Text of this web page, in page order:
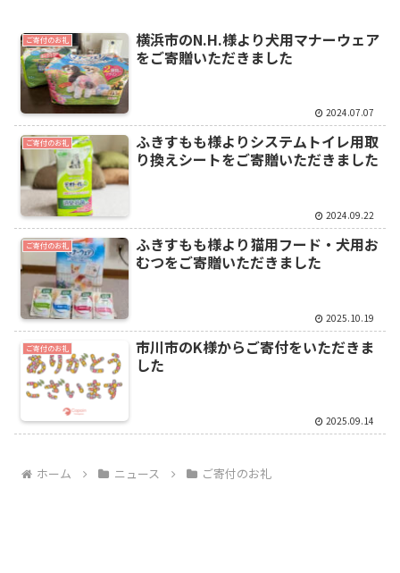
ご寄付のお礼
横浜市のN.H.様より犬用マナーウェア
をご寄贈いただきました
2024.07.07
ご寄付のお礼
ふきすもも様よりシステムトイレ用取
り換えシートをご寄贈いただきました
2024.09.22
ご寄付のお礼
ふきすもも様より猫用フード・犬用お
むつをご寄贈いただきました
2025.10.19
ご寄付のお礼
市川市のK様からご寄付をいただきま
した
2025.09.14
ホーム ニュース ご寄付のお礼